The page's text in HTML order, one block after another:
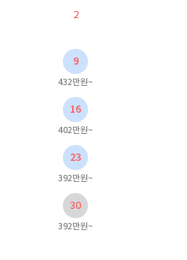
2
9
432만원~
16
402만원~
23
392만원~
30
392만원~